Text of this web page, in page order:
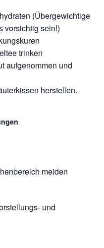
(Übergewichtige
vorsichtig sein!)
trinken
aufgenommen und
herstellen.
meiden
und